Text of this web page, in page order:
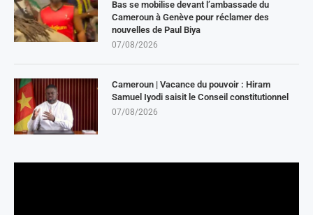
Bas se mobilise devant l’ambassade du
Cameroun à Genève pour réclamer des
nouvelles de Paul Biya
07/08/2026
Cameroun | Vacance du pouvoir : Hiram
Samuel Iyodi saisit le Conseil constitutionnel
07/08/2026